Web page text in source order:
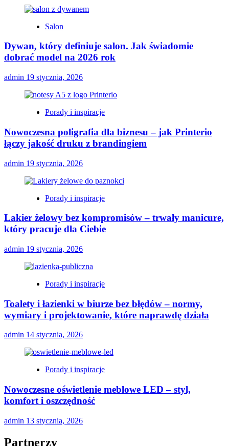
Salon
Dywan, który definiuje salon. Jak świadomie
dobrać model na 2026 rok
admin 19 stycznia, 2026
Porady i inspiracje
Nowoczesna poligrafia dla biznesu – jak Printerio
łączy jakość druku z brandingiem
admin 19 stycznia, 2026
Porady i inspiracje
Lakier żelowy bez kompromisów – trwały manicure,
który pracuje dla Ciebie
admin 19 stycznia, 2026
Porady i inspiracje
Toalety i łazienki w biurze bez błędów – normy,
wymiary i projektowanie, które naprawdę działa
admin 14 stycznia, 2026
Porady i inspiracje
Nowoczesne oświetlenie meblowe LED – styl,
komfort i oszczędność
admin 13 stycznia, 2026
Partnerzy